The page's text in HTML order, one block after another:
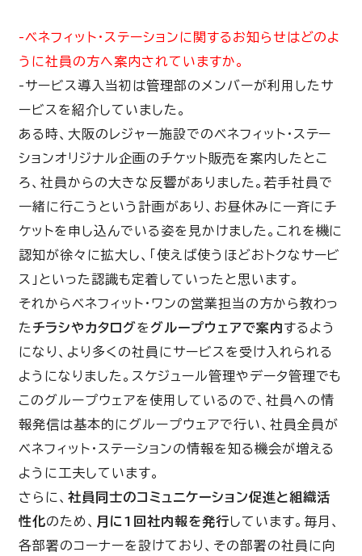
-ベネフィット・ステーションに関するお知らせはどのよ
うに社員の方へ案内されていますか。
-サービス導入当初は管理部のメンバーが利用したサ
ービスを紹介していました。
ある時、大阪のレジャー施設でのベネフィット・ステー
ションオリジナル企画のチケット販売を案内したとこ
ろ、社員からの大きな反響がありました。若手社員で
一緒に行こうという計画があり、お昼休みに一斉にチ
ケットを申し込んでいる姿を見かけました。これを機に
認知が徐々に拡大し、「使えば使うほどおトクなサービ
ス」といった認識も定着していったと思います。
それからベネフィット・ワンの営業担当の方から教わっ
た チラシやカタログをグループウェアで案内するよう
になり、より多くの社員にサービスを受け入れられる
ようになりました。スケジュール管理やデータ管理でも
このグループウェアを使用しているので、社員への情
報発信は基本的にグループウェアで行い、社員全員が
ベネフィット・ステーションの情報を知る機会が増える
ように工夫しています。
さらに、社員同士のコミュニケーション促進と組織活
性化のため、 月に 1 回社内報を発行 しています。毎月、
各部署のコーナーを設けており、その部署の社員に向